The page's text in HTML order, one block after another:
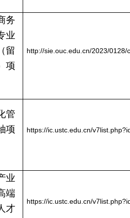
务
业
留
项
http://sie.ouc.edu.cn/2023/
管
项
https://ic.ustc.edu.cn/
业
端
才
https://ic.ustc.edu.cn/